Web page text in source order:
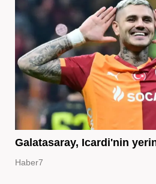
Galatasaray, Icardi'nin
Haber7